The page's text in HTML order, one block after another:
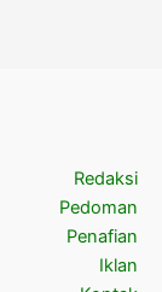
Redaksi
Pedoman
Penafian
Iklan